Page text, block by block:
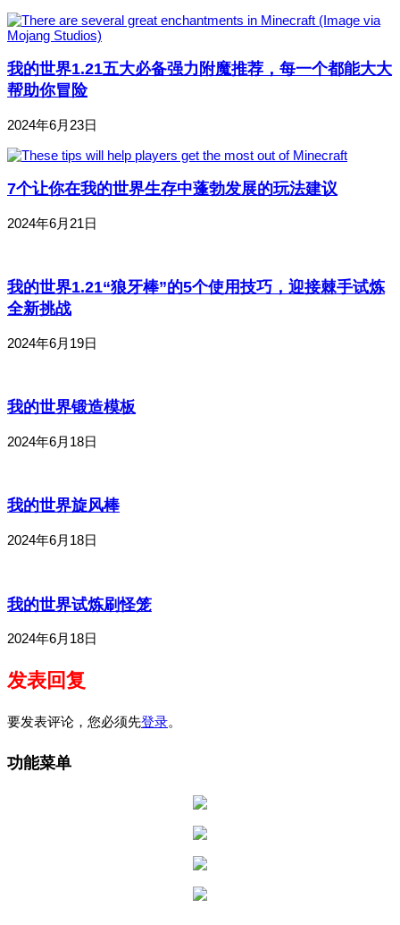
我的世界1.21五大必备强力附魔推荐，每一个都能大大
帮助你冒险
2024年6月23日
7个让你在我的世界生存中蓬勃发展的玩法建议
2024年6月21日
我的世界1.21“狼牙棒”的5个使用技巧，迎接棘手试炼
全新挑战
2024年6月19日
我的世界锻造模板
2024年6月18日
我的世界旋风棒
2024年6月18日
我的世界试炼刷怪笼
2024年6月18日
发表回复
要发表评论，您必须先登录。
功能菜单